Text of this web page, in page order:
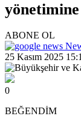
ABONE OL
25 Kasım 2025
0
BEĞENDİM